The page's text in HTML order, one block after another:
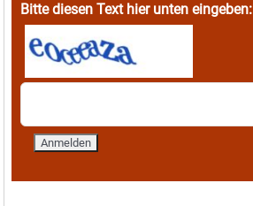
Bitte diesen Text hier unten eingeben: